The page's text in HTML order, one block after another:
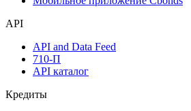
API
API and Data Feed
710-П
API каталог
Кредиты